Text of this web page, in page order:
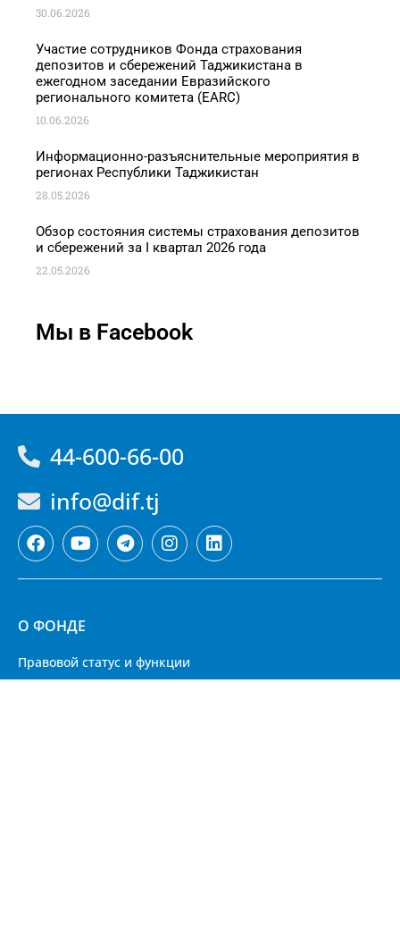
30.06.2026
Участие сотрудников Фонда страхования
депозитов и сбережений Таджикистана в
ежегодном заседании Евразийского
регионального комитета (EARC)
10.06.2026
Информационно-разъяснительные мероприятия в
регионах Республики Таджикистан
28.05.2026
Обзор состояния системы страхования депозитов
и сбережений за I квартал 2026 года
22.05.2026
Мы в Facebook
44-600-66-00
info@dif.tj
О ФОНДЕ
Правовой статус и функции